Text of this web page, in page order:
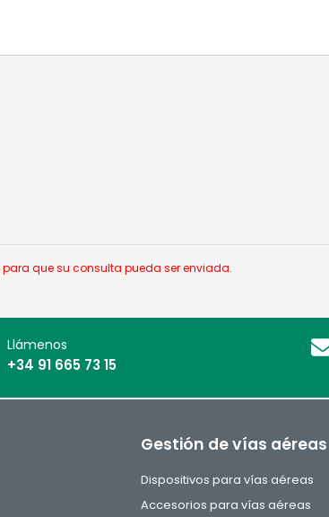
que su consulta pueda ser enviada.
Llámenos
+34 91 665 73 15
Gestión de vías aéreas
Dispositivos para vías aéreas
Accesorios para vías aéreas